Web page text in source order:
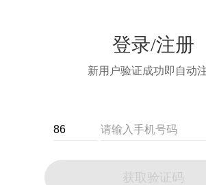
登录/注册
新用户验证成功即自动
获取验证码